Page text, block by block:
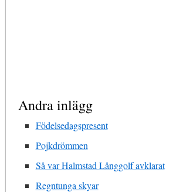
Andra inlägg
Födelsedagspresent
Pojkdrömmen
Så var Halmstad Långgolf avklarat
Regntunga skyar